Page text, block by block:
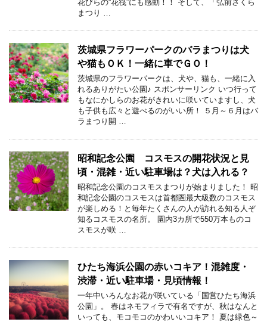
花びらの“花筏”にも感動！！ そして、「弘前さくら
まつり …
茨城県フラワーパークのバラまつりは犬
や猫もＯＫ！一緒に車でＧＯ！
茨城県のフラワーパークは、犬や、猫も、一緒に入
れるありがたい公園♪ スポンサーリンク いつ行って
もなにかしらのお花がきれいに咲いていますし、犬
も子供も広々と遊べるのがいい所！ ５月～６月はバ
ラまつり開 …
昭和記念公園 コスモスの開花状況と見
頃・混雑・近い駐車場は？犬は入れる？
昭和記念公園のコスモスまつりが始まりました！ 昭
和記念公園のコスモスは首都圏最大級数のコスモス
が楽しめる！と毎年たくさんの人が訪れる知る人ぞ
知るコスモスの名所。 園内3カ所で550万本ものコ
スモスが咲 …
ひたち海浜公園の赤いコキア！混雑度・
渋滞・近い駐車場・見頃情報！
一年中いろんなお花が咲いている「国営ひたち海浜
公園」。 春はネモフィラで有名ですが、秋はなんと
いっても、モコモコのかわいいコキア！ 夏は緑色～